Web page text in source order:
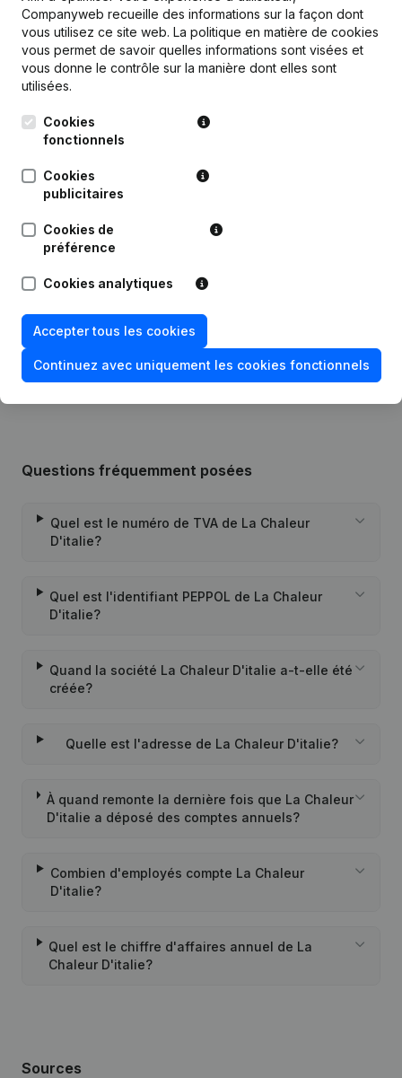
Publicationsde La Chaleur D'italie
Date Publication
19-09-2023
Statuts (Traduction, Coordination,
Autres Modifications, …) -
Nominations
Capital, Actions - Demissions,
Nominations
Questions fréquemment posées
Quel est le numéro de TVA de La Chaleur
D'italie?
Quel est l'identifiant PEPPOL de La Chaleur
D'italie?
Quand la société La Chaleur D'italie a-t-elle été
créée?
Quelle est l'adresse de La Chaleur D'italie?
À quand remonte la dernière fois que La Chaleur
D'italie a déposé des comptes annuels?
Combien d'employés compte La Chaleur
D'italie?
Quel est le chiffre d'affaires annuel de La
Chaleur D'italie?
Sources
Companyweb recueille des informations sur la façon dont
vous utilisez ce site web. La politique en matière de cookies
vous permet de savoir quelles informations sont visées et
vous donne le contrôle sur la manière dont elles sont
utilisées.
Cookies
fonctionnels
Cookies
publicitaires
Cookies de
préférence
Cookies analytiques
Accepter tous les cookies
Continuez avec uniquement les cookies fonctionnels